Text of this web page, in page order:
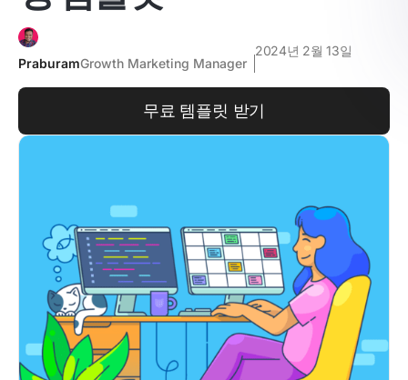
PraburamGrowth Marketing Manager
2024년 2월 13일
무료 템플릿 받기